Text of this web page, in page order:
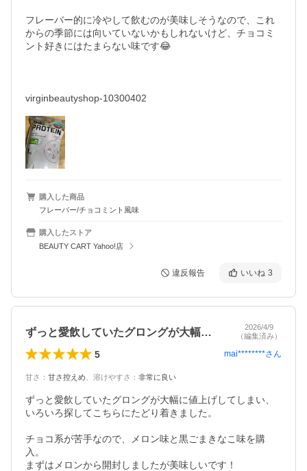
フレーバー的に冷やして飲むのが美味しそうなので、これ
からの季節には向いていないかもしれないけど、チョコミ
ント好きにはたまらない味です😂
購入した商品
フレーバー/チョコミント風味
購入したストア
BEAUTY CART Yahoo!店
違反報告 いいね 3
ずっと愛飲していたグロングが大幅に値上…
2026/4/9
（編集済み）
5 mai********さん
甘さ ： 甘さ控えめ 溶けやすさ ： 非常に良い
ずっと愛飲していたグロングが大幅に値上げしてしまい、
いろいろ探してこちらにたどり着きました。
チョコ系が苦手なので、メロン味と黒ごまきなこ味を購
入。
まずはメロンから開封しましたが美味しいです！